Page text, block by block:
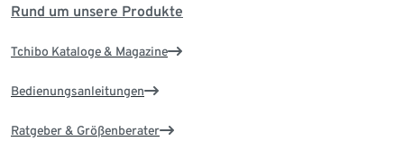
Rund um unsere Produkte
Tchibo Kataloge & Magazine
Bedienungsanleitungen
Ratgeber & Größenberater